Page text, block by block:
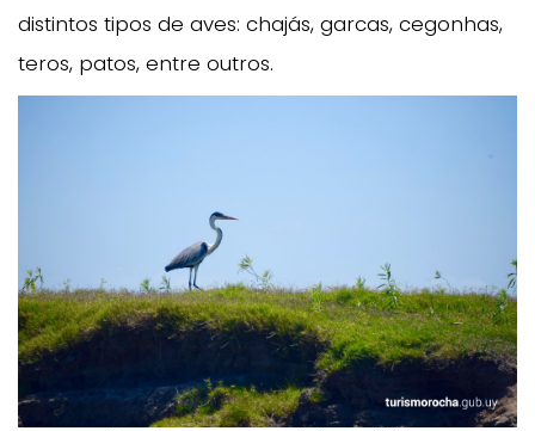
distintos tipos de aves: chajás, garcas, cegonhas,
teros, patos, entre outros.